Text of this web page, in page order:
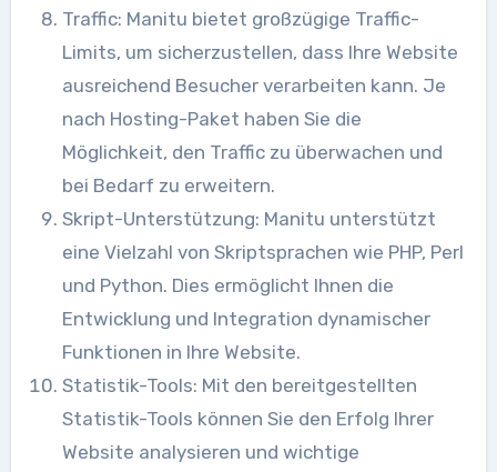
Traffic: Manitu bietet großzügige Traffic-
Limits, um sicherzustellen, dass Ihre Website
ausreichend Besucher verarbeiten kann. Je
nach Hosting-Paket haben Sie die
Möglichkeit, den Traffic zu überwachen und
bei Bedarf zu erweitern.
Skript-Unterstützung: Manitu unterstützt
eine Vielzahl von Skriptsprachen wie PHP, Perl
und Python. Dies ermöglicht Ihnen die
Entwicklung und Integration dynamischer
Funktionen in Ihre Website.
Statistik-Tools: Mit den bereitgestellten
Statistik-Tools können Sie den Erfolg Ihrer
Website analysieren und wichtige